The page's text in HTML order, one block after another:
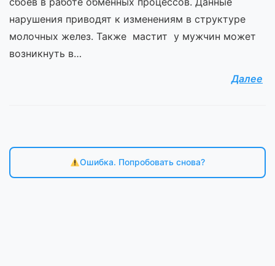
нарушения приводят к изменениям в структуре
молочных желез. Также мастит у мужчин может
возникнуть в…
Далее
Ошибка. Попробовать снова?